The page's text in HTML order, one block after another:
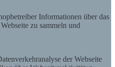
Informationen über das
zu sammeln und
der Webseite